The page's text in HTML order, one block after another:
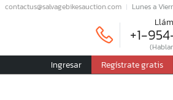
contactus@salvagebikesauction.com Lunes a
+1-
Ingresar Regístrate gratis